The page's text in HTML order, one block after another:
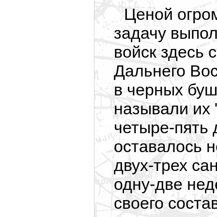
Ценой
задачу
войск здесь
Дальнего
в черных
называли их
четыре-пять
оставалось
двух-трех
одну-две
своего